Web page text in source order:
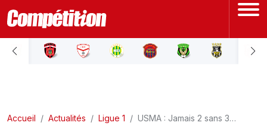
ACCUEIL
LIGUE 2
Accueil Actualités Ligue 1 USMA : Jamais 2 sans 3…